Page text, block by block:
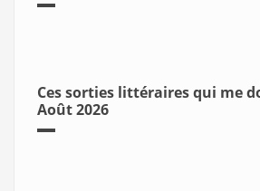
Ces sorties littéraires qui me
Août 2026